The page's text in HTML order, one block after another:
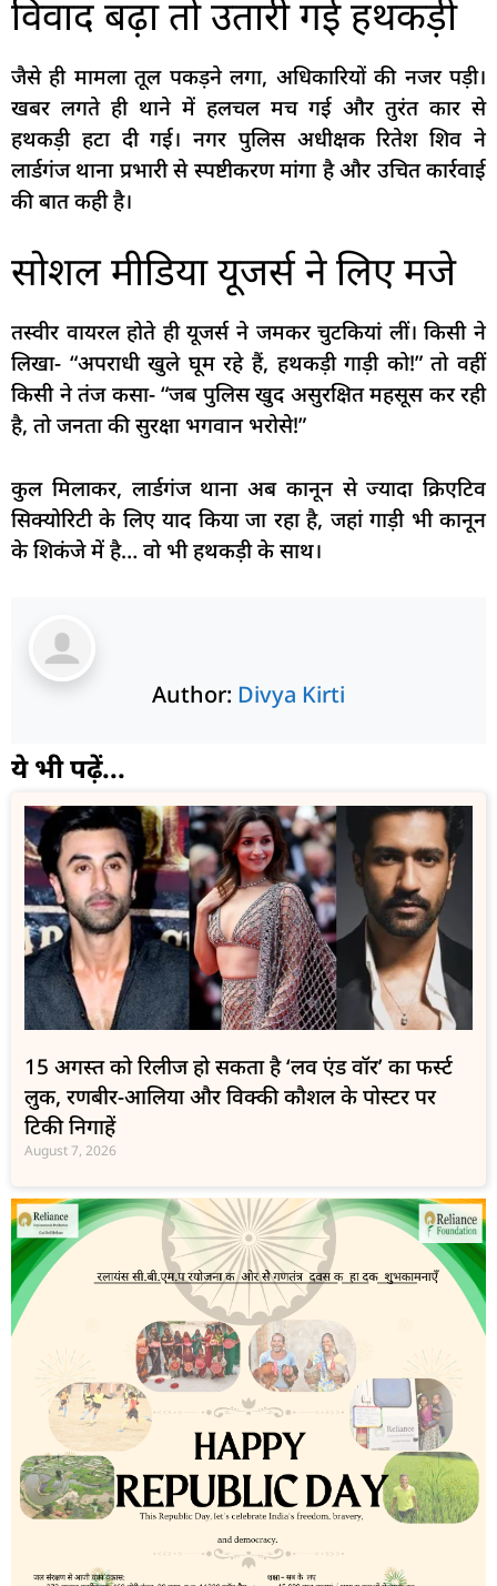
विवाद बढ़ा तो उतारी गई हथकड़ी
जैसे ही मामला तूल पकड़ने लगा, अधिकारियों की नजर पड़ी।
खबर लगते ही थाने में हलचल मच गई और तुरंत कार से
हथकड़ी हटा दी गई। नगर पुलिस अधीक्षक रितेश शिव ने
लार्डगंज थाना प्रभारी से स्पष्टीकरण मांगा है और उचित कार्रवाई
की बात कही है।
सोशल मीडिया यूजर्स ने लिए मजे
तस्वीर वायरल होते ही यूजर्स ने जमकर चुटकियां लीं। किसी ने
लिखा- “अपराधी खुले घूम रहे हैं, हथकड़ी गाड़ी को!” तो वहीं
किसी ने तंज कसा- “जब पुलिस खुद असुरक्षित महसूस कर रही
है, तो जनता की सुरक्षा भगवान भरोसे!”
कुल मिलाकर, लार्डगंज थाना अब कानून से ज्यादा क्रिएटिव
सिक्योरिटी के लिए याद किया जा रहा है, जहां गाड़ी भी कानून
के शिकंजे में है… वो भी हथकड़ी के साथ।
Author: Divya Kirti
ये भी पढ़ें...
15 अगस्त को रिलीज हो सकता है ‘लव एंड वॉर’ का फर्स्ट
लुक, रणबीर-आलिया और विक्की कौशल के पोस्टर पर
टिकी निगाहें
August 7, 2026